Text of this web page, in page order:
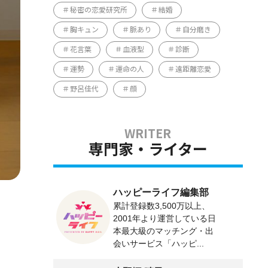
秘密の恋愛研究所 結婚
胸キュン 脈あり 自分磨き
花言葉 血液型 診断
運勢 運命の人 遠距離恋愛
野呂佳代 顔
専門家・ライター
ハッピーライフ編集部
累計登録数3,500万以上、
2001年より運営している日
本最大級のマッチング・出
会いサービス「ハッピ...